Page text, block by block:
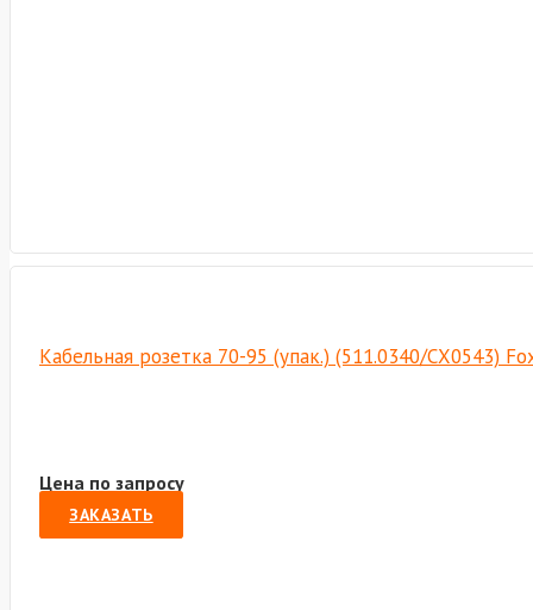
Кабельная розетка 70-95 (упак.) (511.0340/СХ0543)
Цена по запросу
ЗАКАЗАТЬ